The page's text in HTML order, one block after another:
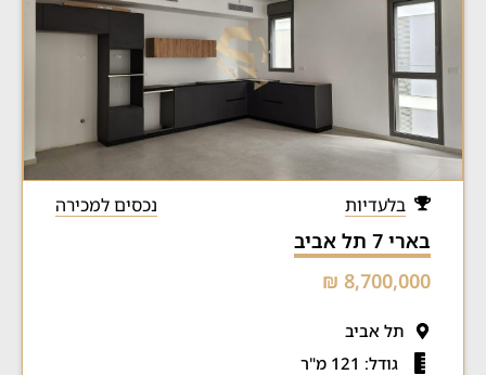
בלעדיות נכסים למכירה
בארי 7 תל אביב
8,700,000 ₪
תל אביב
גודל: 121 מ"ר